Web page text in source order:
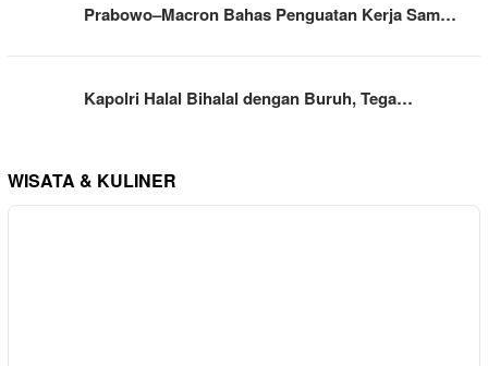
Prabowo–Macron Bahas Penguatan Kerja Sam…
Kapolri Halal Bihalal dengan Buruh, Tega…
WISATA & KULINER